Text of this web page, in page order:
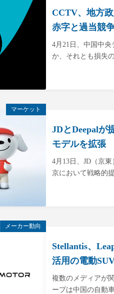
CCTV、地方
赤字と過当競
4月21日、中国中
か、それとも損失
マーケット
JDとDeepalが
モデルを拡張
4月13日、JD（京
京において戦略的
メーカー動向
Stellantis、
活用の電動
複数のメディアが
ープは中国の自動